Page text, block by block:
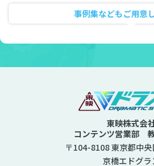
事例集などもご用意
東映株式会
コンテンツ営業部
〒104-8108 東京都中
京橋エドグラ